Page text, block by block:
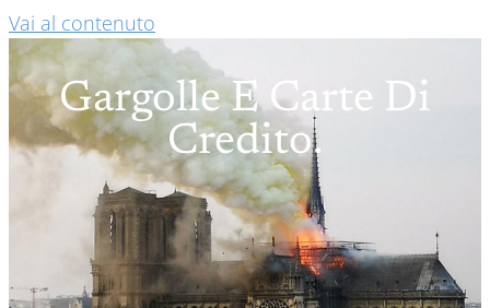
Vai al contenuto
Gargolle E Carte Di
Credito.